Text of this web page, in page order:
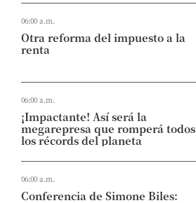
06:00 a.m.
Otra reforma del impuesto a la
renta
06:00 a.m.
¡Impactante! Así será la
megarepresa que romperá todos
los récords del planeta
06:00 a.m.
Conferencia de Simone Biles: